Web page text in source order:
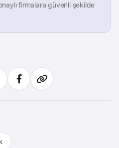
firmalara güvenli şekilde